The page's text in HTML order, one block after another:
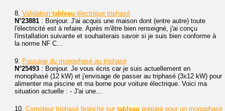
8. Validation tableau électrique triphasé
N°23881 : Bonjour. J'ai acquis une maison dont (entre autre) toute
l'électricité est à refaire. Après m'être bien renseigné, j'ai conçu
l'installation suivante et souhaiterais savoir si je suis bien conforme à
la norme NF C...
9. Passage du monophasé au triphasé
N°25493 : Bonjour. Je vous écris car je suis actuellement en
monophasé (12 kW) et j'envisage de passer au triphasé (3x12 kW) pour
alimenter ma piscine et ma borne pour voiture électrique. Voici ma
situation actuelle : - J'ai une...
10. Compteur triphasé branché sur tableau préparé pour un monophasé